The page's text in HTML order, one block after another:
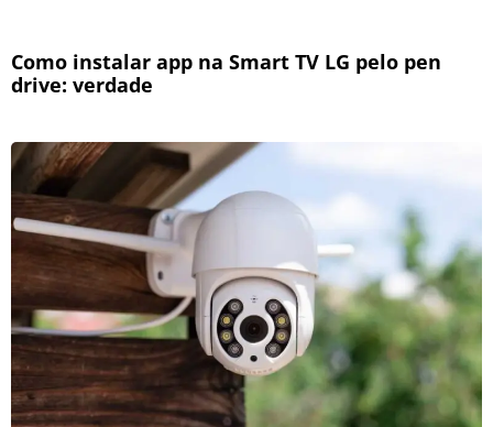
Como instalar app na Smart TV LG pelo pen
drive: verdade